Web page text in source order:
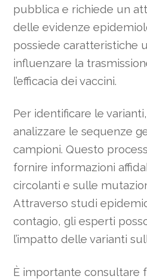
pubblica e richiede un
delle evidenze
possiede caratteristiche
influenzare la
l’efficacia dei vaccini.
Per identificare le
analizzare le sequenze
campioni. Questo
fornire informazioni
circolanti e sulle
Attraverso studi
contagio, gli esperti
l’impatto delle varianti
È importante consultare